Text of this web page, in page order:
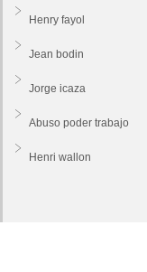
Henry fayol
Jean bodin
Jorge icaza
Abuso poder trabajo
Henri wallon